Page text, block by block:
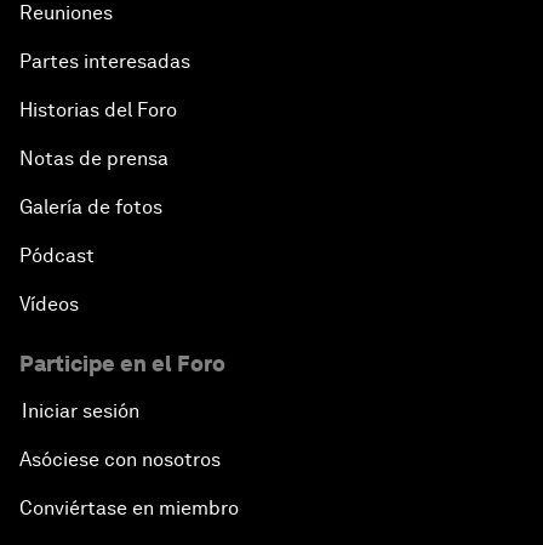
Reuniones
Partes interesadas
Historias del Foro
Notas de prensa
Galería de fotos
Pódcast
Vídeos
Participe en el Foro
Iniciar sesión
Asóciese con nosotros
Conviértase en miembro